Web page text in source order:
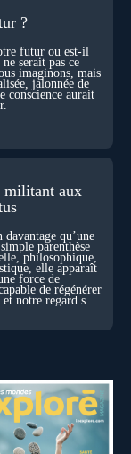
toujours, cette
que lui-même
la conscience ?
ces
?
futur ou est-il
serait pas ce
imaginons, mais
jalonnée de
conscience aurait
militant aux
qu’une
parenthèse
philosophique,
elle apparaît
force de
de régénérer
notre regard sur